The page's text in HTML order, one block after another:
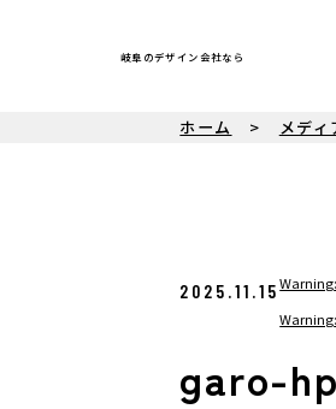
岐阜のデザイン会社なら
ホーム メディ
2025.11.15Warning
Warning
garo-